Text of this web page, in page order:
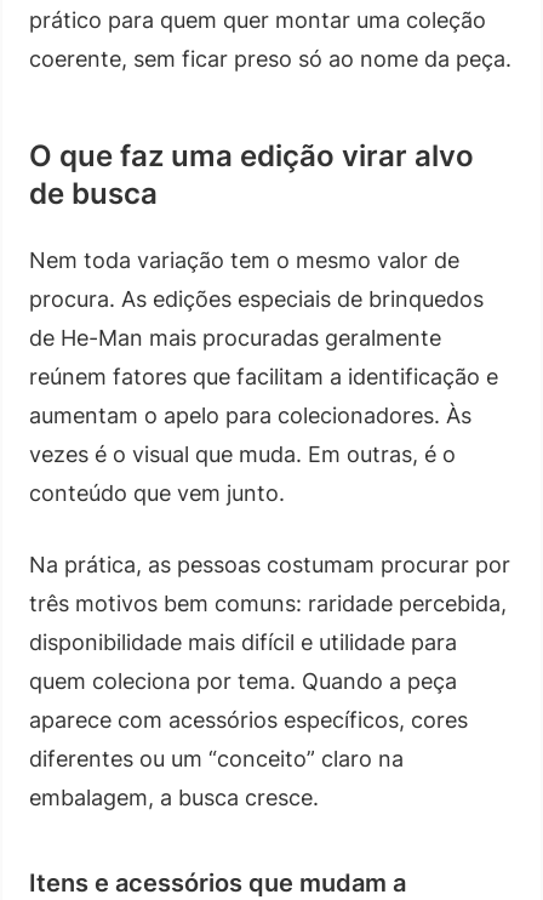
prático para quem quer montar uma coleção
coerente, sem ficar preso só ao nome da peça.
O que faz uma edição virar alvo
de busca
Nem toda variação tem o mesmo valor de
procura. As edições especiais de brinquedos
de He-Man mais procuradas geralmente
reúnem fatores que facilitam a identificação e
aumentam o apelo para colecionadores. Às
vezes é o visual que muda. Em outras, é o
conteúdo que vem junto.
Na prática, as pessoas costumam procurar por
três motivos bem comuns: raridade percebida,
disponibilidade mais difícil e utilidade para
quem coleciona por tema. Quando a peça
aparece com acessórios específicos, cores
diferentes ou um “conceito” claro na
embalagem, a busca cresce.
Itens e acessórios que mudam a